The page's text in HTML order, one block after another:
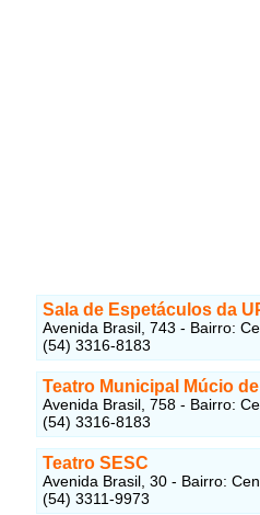
Sala de Espetáculos da
Avenida Brasil, 743 - Bairro:
(54) 3316-8183
Teatro Municipal Múcio
Avenida Brasil, 758 - Bairro:
(54) 3316-8183
Teatro SESC
Avenida Brasil, 30 - Bairro:
(54) 3311-9973